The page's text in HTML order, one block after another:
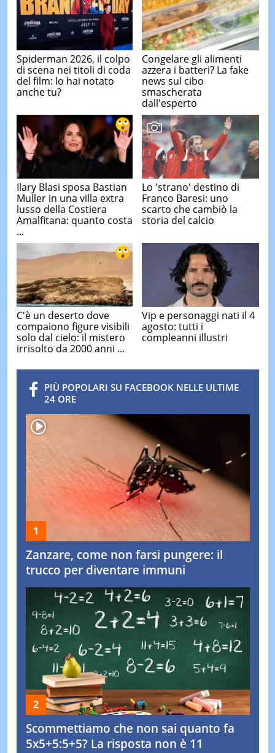
Spiderman 2026, il colpo
di scena nei titoli di coda
del film: lo hai notato
anche tu?
Congelare gli alimenti
azzera i batteri? La fake
news sul cibo
smascherata
dall'esperto
Ilary Blasi sposa Bastian
Muller in una villa extra
lusso della Costiera
Amalfitana: quanto costa
...
Lo 'strano' destino di
Franco Baresi: uno
scarto che cambiò la
storia del calcio
C'è un deserto dove
compaiono figure visibili
solo dal cielo: il mistero
irrisolto da 2000 anni ...
Vip e personaggi nati il 4
agosto: tutti i
compleanni illustri
PIÙ POPOLARI SU FACEBOOK NELLE ULTIME
24 ORE
Zanzare, come non farsi pungere: il
trucco per diventare immuni
Scommettiamo che non sai quanto fa
5x5+5:5+5? La risposta non è 11